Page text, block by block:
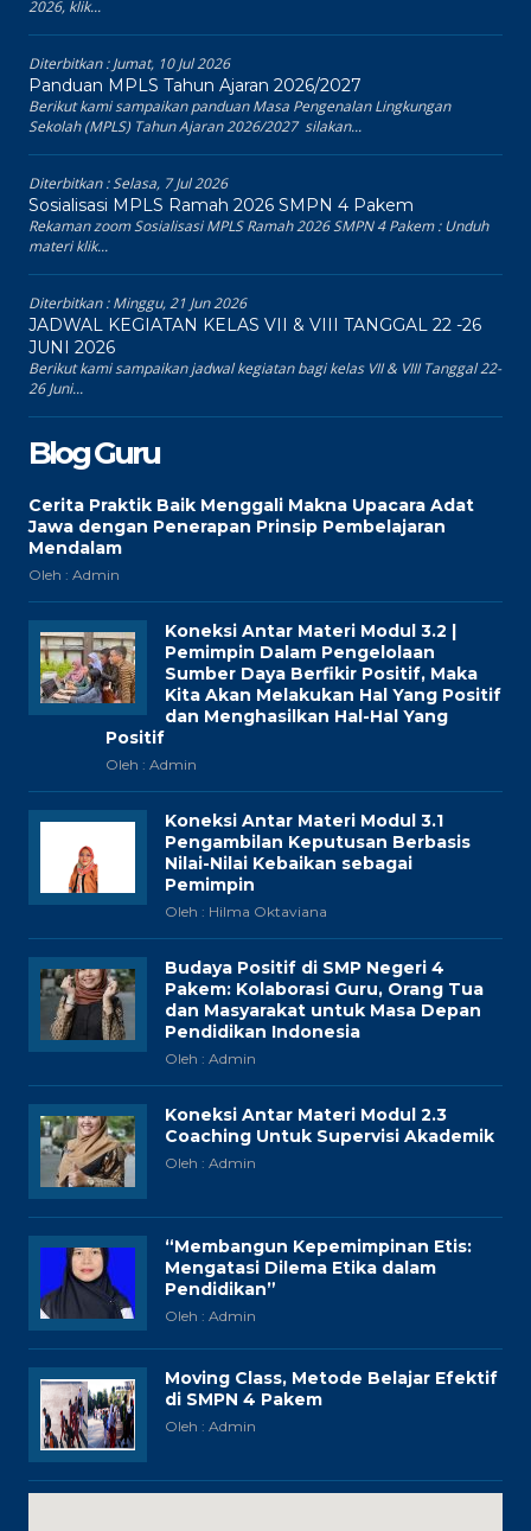
2026, klik...
Diterbitkan :Jumat, 10 Jul 2026
Panduan MPLS Tahun Ajaran 2026/2027
Berikut kami sampaikan panduan Masa Pengenalan Lingkungan
Sekolah (MPLS) Tahun Ajaran 2026/2027 silakan...
Diterbitkan :Selasa, 7 Jul 2026
Sosialisasi MPLS Ramah 2026 SMPN 4 Pakem
Rekaman zoom Sosialisasi MPLS Ramah 2026 SMPN 4 Pakem : Unduh
materi klik...
Diterbitkan :Minggu, 21 Jun 2026
JADWAL KEGIATAN KELAS VII & VIII TANGGAL 22 -26
JUNI 2026
Berikut kami sampaikan jadwal kegiatan bagi kelas VII & VIII Tanggal 22-
26 Juni...
Blog Guru
Cerita Praktik Baik Menggali Makna Upacara Adat
Jawa dengan Penerapan Prinsip Pembelajaran
Mendalam
Oleh : Admin
Koneksi Antar Materi Modul 3.2 |
Pemimpin Dalam Pengelolaan
Sumber Daya Berfikir Positif, Maka
Kita Akan Melakukan Hal Yang Positif
dan Menghasilkan Hal-Hal Yang
Positif
Oleh : Admin
Koneksi Antar Materi Modul 3.1
Pengambilan Keputusan Berbasis
Nilai-Nilai Kebaikan sebagai
Pemimpin
Oleh : Hilma Oktaviana
Budaya Positif di SMP Negeri 4
Pakem: Kolaborasi Guru, Orang Tua
dan Masyarakat untuk Masa Depan
Pendidikan Indonesia
Oleh : Admin
Koneksi Antar Materi Modul 2.3
Coaching Untuk Supervisi Akademik
Oleh : Admin
“Membangun Kepemimpinan Etis:
Mengatasi Dilema Etika dalam
Pendidikan”
Oleh : Admin
Moving Class, Metode Belajar Efektif
di SMPN 4 Pakem
Oleh : Admin